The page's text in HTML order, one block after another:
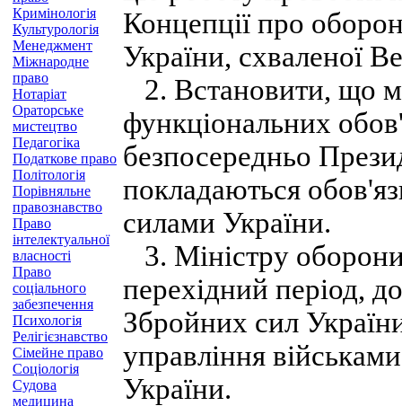
Кримінологія
Культурологія
Менеджмент
Міжнародне
право
Нотаріат
Ораторське
мистецтво
Педагогіка
Податкове право
Політологія
Порівняльне
правознавство
Право
інтелектуальної
власності
Право
соціального
забезпечення
Психологія
Релігієзнавство
Сімейне право
Соціологія
Судова
медицина
Концепції про
України, схваленої
2. Встановити, що
функціональних
безпосередньо
покладаються
силами України.
3. Міністру
перехідний період,
Збройних сил
управління
України.